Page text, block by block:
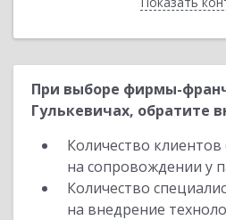
При выборе фирмы-
Гулькевичах, обратите
Количество
на сопровождении у
Количество
на внедрение